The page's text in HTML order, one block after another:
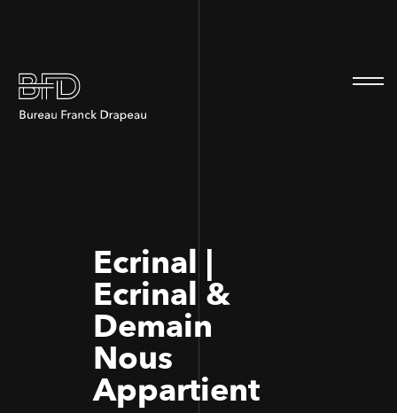
Ecrinal |
Ecrinal &
Demain
Nous
Appartient